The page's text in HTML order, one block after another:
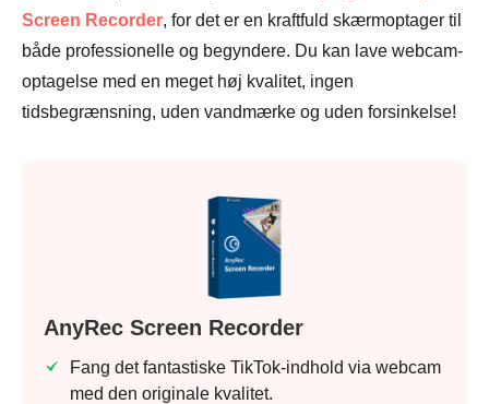
Screen Recorder, for det er en kraftfuld skærmoptager til
både professionelle og begyndere. Du kan lave webcam-
optagelse med en meget høj kvalitet, ingen
tidsbegrænsning, uden vandmærke og uden forsinkelse!
AnyRec Screen Recorder
Fang det fantastiske TikTok-indhold via webcam
med den originale kvalitet.